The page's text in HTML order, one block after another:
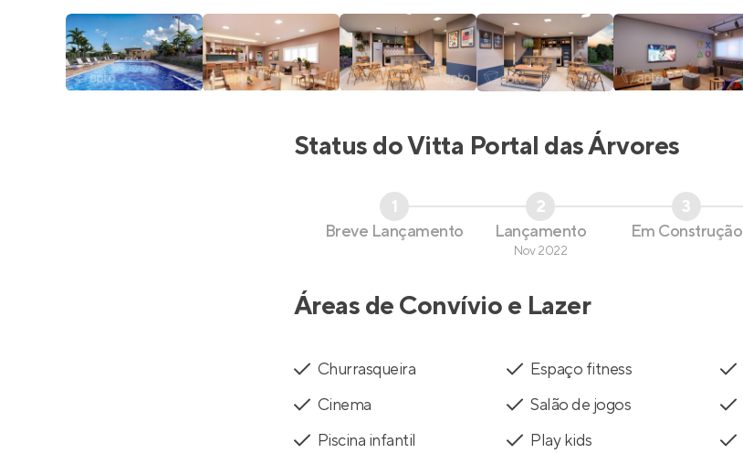
Status doVitta Portal das Árvores
1
Breve Lançamento
2
Lançamento
Nov 2022
3
Em Construção
Áreas de Convívio e Lazer
Churrasqueira Espaço fitness
Cinema
Salão de jogos
Piscina infantil
Play kids